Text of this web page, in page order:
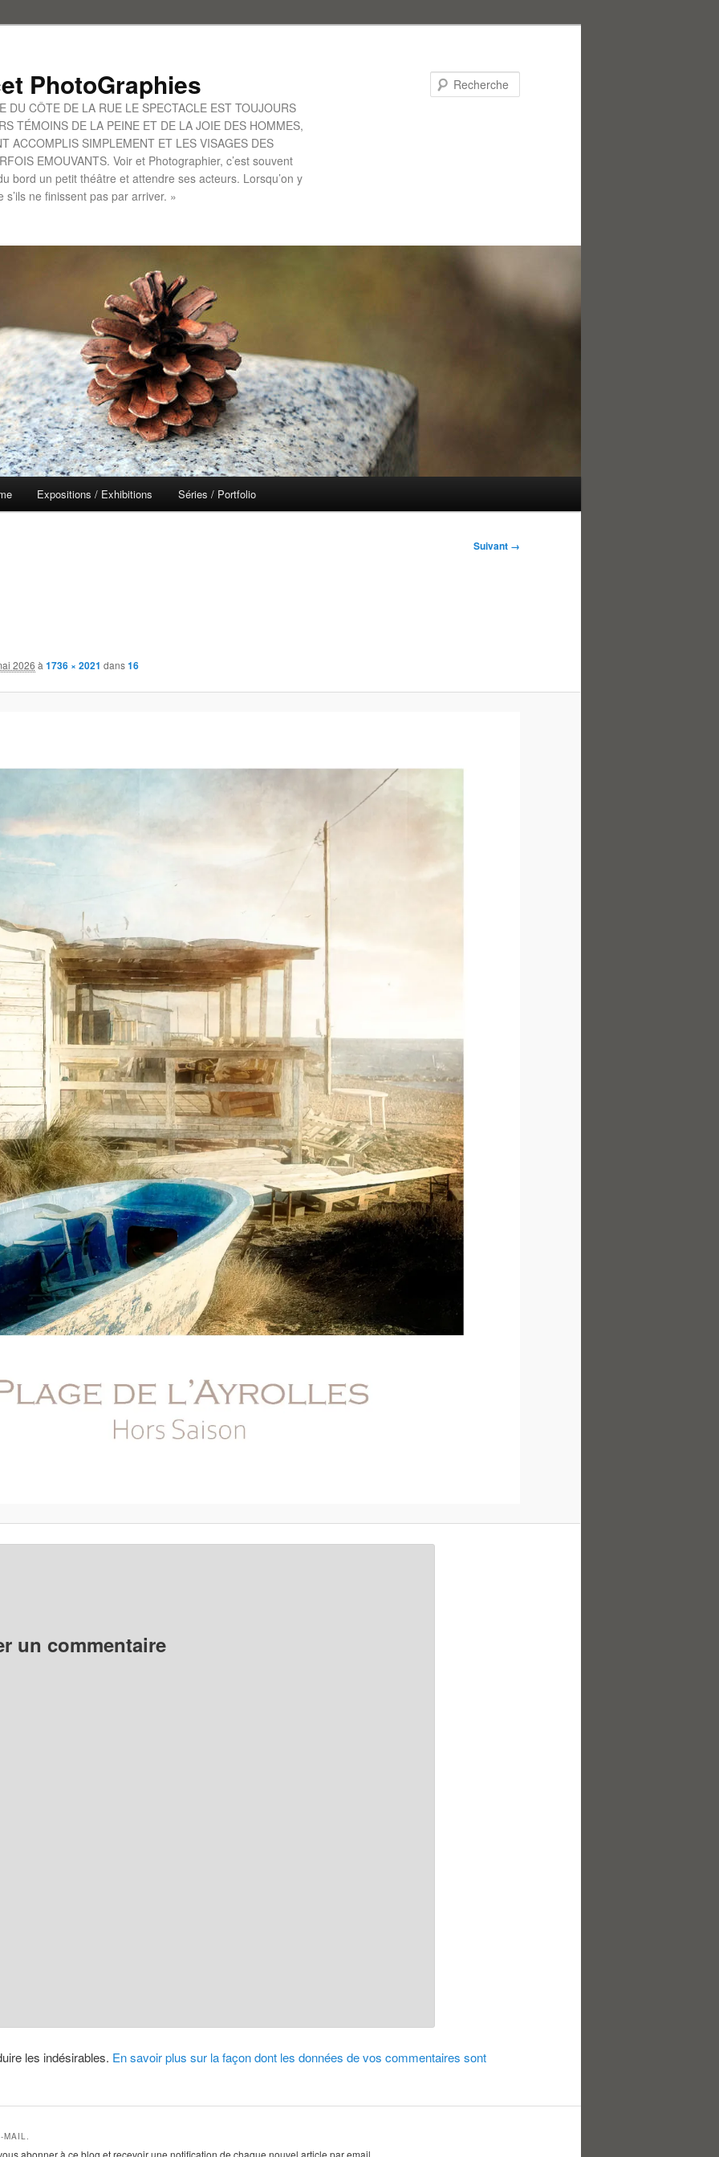
PhotoGraphies
DU CÔTE DE LA RUE LE SPECTACLE EST TOUJOURS
TÉMOINS DE LA PEINE ET DE LA JOIE DES HOMMES,
ACCOMPLIS SIMPLEMENT ET LES VISAGES DES
EMOUVANTS. Voir et Photographier, c’est souvent
bord un petit théâtre et attendre ses acteurs. Lorsqu’on y
ne finissent pas par arriver. »
Expositions / Exhibitions Séries / Portfolio
Suivant →
2026 à 1736 × 2021 dans16
un commentaire
les indésirables. En savoir plus sur la façon dont les données de vos commentaires sont
MAIL.